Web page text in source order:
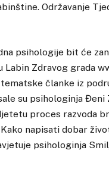
Održavanje
psihologije bit će
Labin Zdravog grada
članke iz
su psihologinja Đeni
proces razvoda
napisati dobar
psihologinja